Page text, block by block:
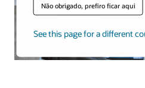
Não obrigado, prefiro ficar aqui
See this page for a different